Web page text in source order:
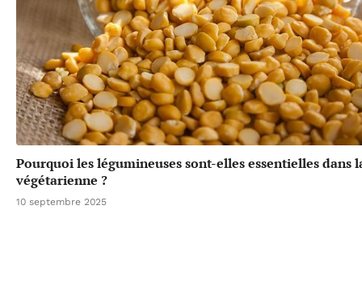
Pourquoi les légumineuses sont-elles essentielles dans
végétarienne ?
10 septembre 2025